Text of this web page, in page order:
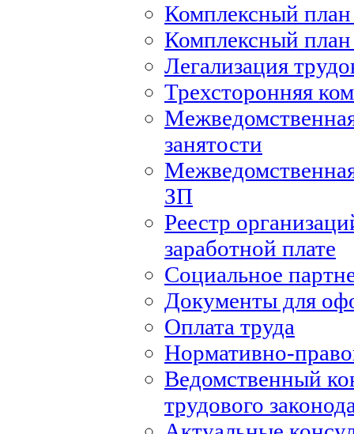
Комплексный
Комплексный
Легализация
Трехсторонняя
занятости
ЗП
Реестр
заработной плате
Социальное
Документы для
Оплата труда
Нормативно-
Ведомственный
трудового